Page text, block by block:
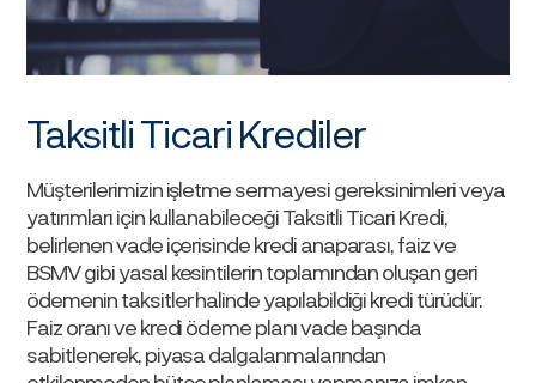
Taksitli Ticari Krediler
Müşterilerimizin işletme sermayesi gereksinimleri veya
yatırımları için kullanabileceği Taksitli Ticari Kredi,
belirlenen vade içerisinde kredi anaparası, faiz ve
BSMV gibi yasal kesintilerin toplamından oluşan geri
ödemenin taksitler halinde yapılabildiği kredi türüdür.
Faiz oranı ve kredi ödeme planı vade başında
sabitlenerek, piyasa dalgalanmalarından